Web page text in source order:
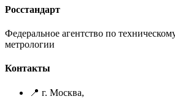
Росстандарт
Федеральное агентство по
метрологии
Контакты
📍 г. Москва,